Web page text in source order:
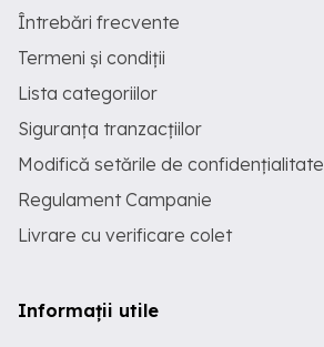
Întrebări frecvente
Termeni și condiții
Lista categoriilor
Siguranța tranzacțiilor
Modifică setările de confidențialitate
Regulament Campanie
Livrare cu verificare colet
Informații utile